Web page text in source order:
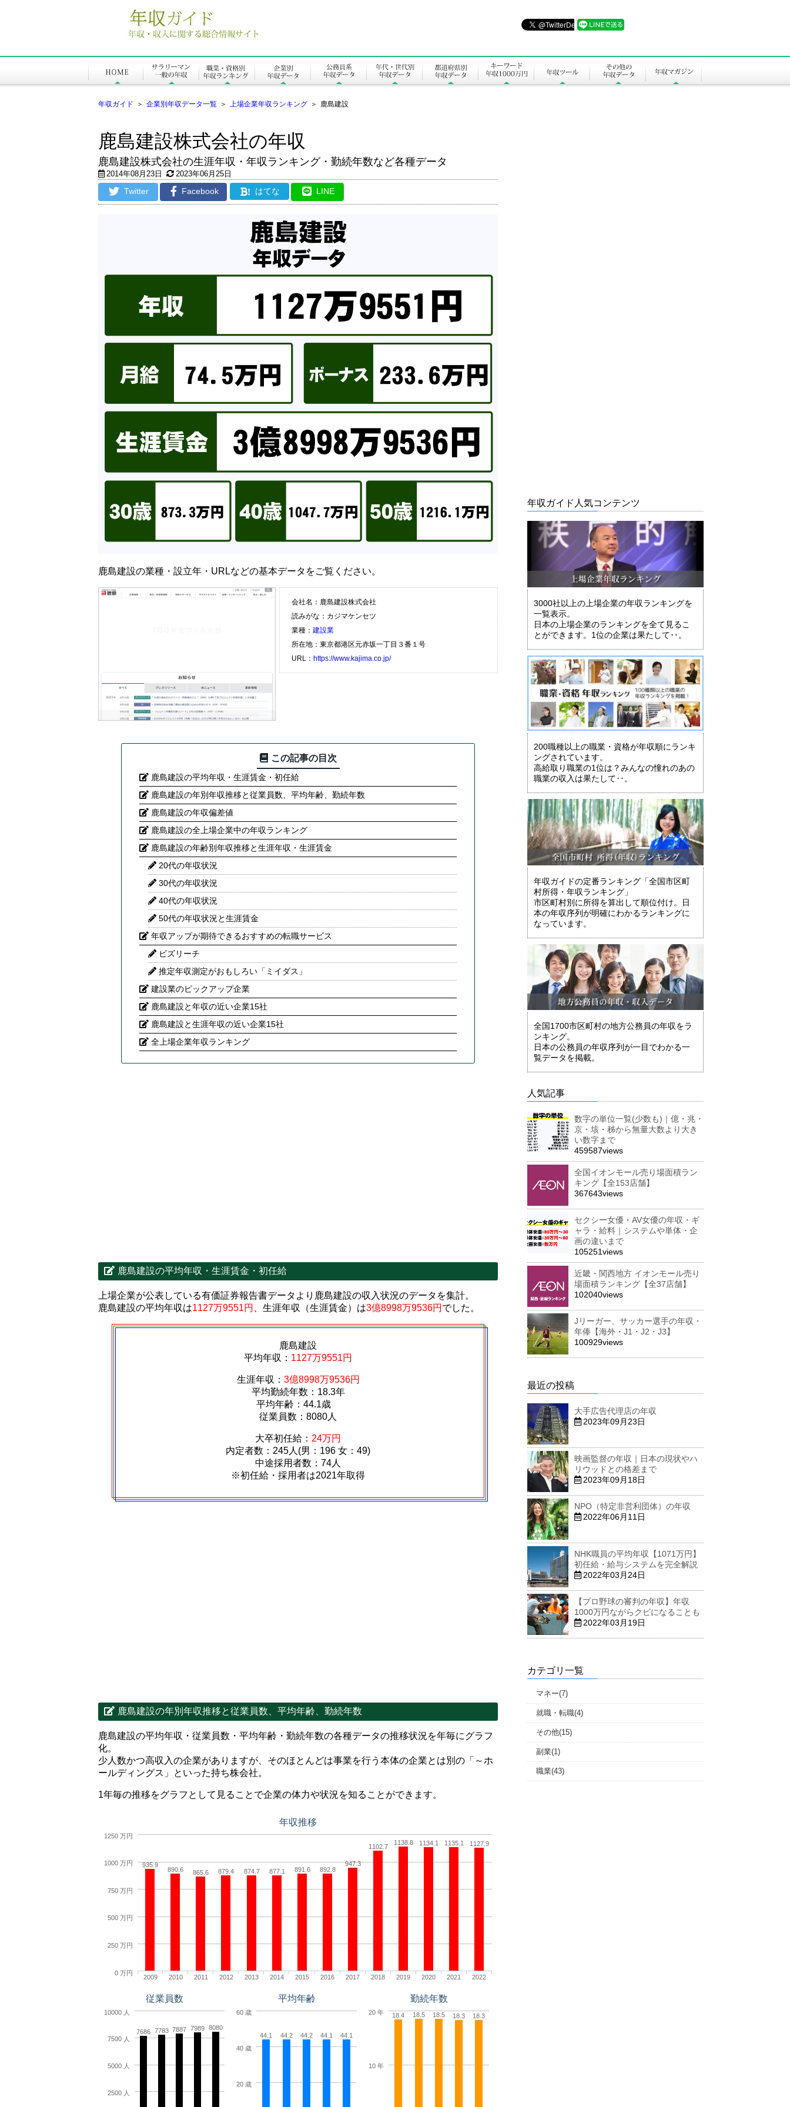
年収ガイド ＞ 企業別年収データ一覧 ＞ 上場企業年収ランキング ＞ 鹿島建設
鹿島建設株式会社の年収
鹿島建設株式会社の生涯年収・年収ランキング・勤続年数など各種データ
2014年08月23日 2023年06月25日
Twitter Facebook ! はてな LINE
鹿島建設の業種・設立年・URLなどの基本データをご覧ください。
会社名：鹿島建設株式会社
読みがな：カジマケンセツ
業種： 建設業
所在地：東京都港区元赤坂一丁目３番１号
URL： https://www.kajima.co.jp/
この記事の目次
鹿島建設の平均年収・生涯賃金・初任給
鹿島建設の年別年収推移と従業員数、平均年齢、勤続年数
鹿島建設の年収偏差値
鹿島建設の全上場企業中の年収ランキング
鹿島建設の年齢別年収推移と生涯年収・生涯賃金
20代の年収状況
30代の年収状況
40代の年収状況
50代の年収状況と生涯賃金
年収アップが期待できるおすすめの転職サービス
ビズリーチ
推定年収測定がおもしろい「ミイダス」
建設業のピックアップ企業
鹿島建設と年収の近い企業15社
鹿島建設と生涯年収の近い企業15社
全上場企業年収ランキング
鹿島建設の平均年収・生涯賃金・初任給
上場企業が公表している有価証券報告書データより鹿島建設の収入状況のデータを集計。
鹿島建設の平均年収は1127万9551円 、生涯年収（生涯賃金）は3億8998万9536円 でした。
鹿島建設
平均年収： 1127万9551円
生涯年収： 3億8998万9536円
平均勤続年数：18.3年
平均年齢：44.1歳
従業員数：8080人
大卒初任給： 24万円
内定者数：245人(男：196 女：49)
中途採用者数：74人
※初任給・採用者は2021年取得
鹿島建設の年別年収推移と従業員数、平均年齢、勤続年数
鹿島建設の平均年収・従業員数・平均年齢・勤続年数の各種データの推移状況を年毎にグラフ
化。
少人数かつ高収入の企業がありますが、そのほとんどは事業を行う本体の企業とは別の「～ホ
ールディングス」といった持ち株会社。
1年毎の推移をグラフとして見ることで企業の体力や状況を知ることができます。
年収推移
935.9
890.6 865.6 879.4 874.7 877.1 891.6 892.8
947.3
1102.7
1138.8 1134.1 1135.1 1127.9
2009 2010 2011 2012 2013 2014 2015 2016 2017 2018 2019 2020 2021 2022
0 万円
250 万円
500 万円
750 万円
1000 万円
1250 万円
従業員数
7686 7783 7887 7989 8080
2500 人
5000 人
7500 人
10000 人
平均年齢
44.1 44.2 44.2 44.1 44.1
20 歳
40 歳
60 歳
勤続年数
18.4 18.5 18.5 18.3 18.3
10 年
20 年
年収ガイド人気コンテンツ
3000社以上の上場企業の年収ランキングを
一覧表示。
日本の上場企業のランキングを全て見るこ
とができます。1位の企業は果たして‥。
200職種以上の職業・資格が年収順にランキ
ングされています。
高給取り職業の1位は？みんなの憧れのあの
職業の収入は果たして‥。
年収ガイドの定番ランキング「全国市区町
村所得・年収ランキング」
市区町村別に所得を算出して順位付け。日
本の年収序列が明確にわかるランキングに
なっています。
全国1700市区町村の地方公務員の年収をラ
ンキング。
日本の公務員の年収序列が一目でわかる一
覧データを掲載。
人気記事
数字の単位一覧(少数も)｜億・兆・
京・垓・秭から無量大数より大き
い数字まで
459587views
全国イオンモール売り場面積ラン
キング【全153店舗】
367643views
セクシー女優・AV女優の年収・ギ
ャラ・給料｜システムや単体・企
画の違いまで
105251views
近畿・関西地方 イオンモール売り
場面積ランキング【全37店舗】
102040views
Jリーガー、サッカー選手の年収・
年俸【海外・J1・J2・J3】
100929views
最近の投稿
大手広告代理店の年収
2023年09月23日
映画監督の年収｜日本の現状やハ
リウッドとの格差まで
2023年09月18日
NPO（特定非営利団体）の年収
2022年06月11日
NHK職員の平均年収【1071万円】
初任給・給与システムを完全解説
2022年03月24日
【プロ野球の審判の年収】年収
1000万円ながらクビになることも
2022年03月19日
カテゴリ一覧
マネー(7)
就職・転職(4)
その他(15)
副業(1)
職業(43)